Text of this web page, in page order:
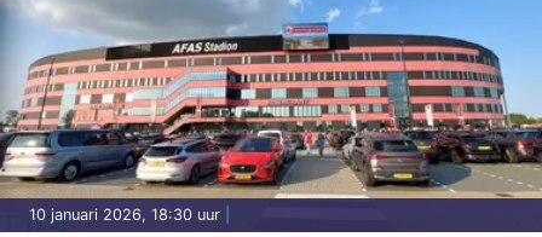
10 januari 2026, 18:30 uur